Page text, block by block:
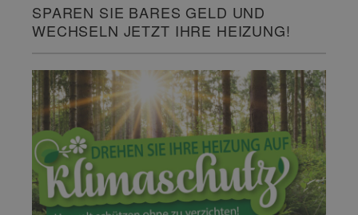
SPAREN SIE BARES GELD UND
WECHSELN JETZT IHRE HEIZUNG!